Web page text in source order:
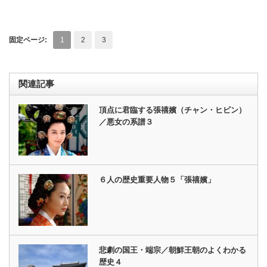
固定ページ: 1 2 3
関連記事
頂点に君臨する張禧嬪（チャン・ヒビン）
／悪女の系譜３
６人の歴史重要人物５「張禧嬪」
悲劇の国王・端宗／朝鮮王朝のよくわかる
歴史４